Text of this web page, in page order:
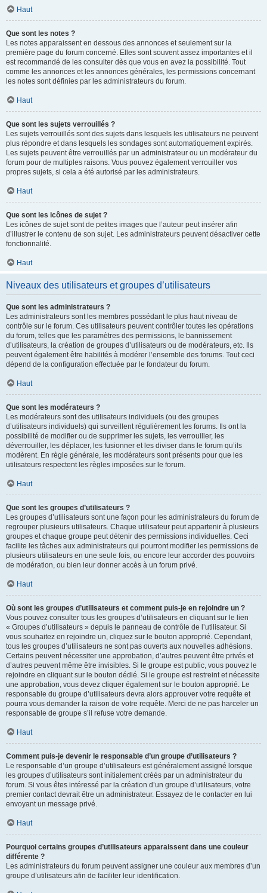
Haut
Que sont les notes ?
Les notes apparaissent en dessous des annonces et seulement sur la
première page du forum concerné. Elles sont souvent assez importantes et il
est recommandé de les consulter dès que vous en avez la possibilité. Tout
comme les annonces et les annonces générales, les permissions concernant
les notes sont définies par les administrateurs du forum.
Haut
Que sont les sujets verrouillés ?
Les sujets verrouillés sont des sujets dans lesquels les utilisateurs ne peuvent
plus répondre et dans lesquels les sondages sont automatiquement expirés.
Les sujets peuvent être verrouillés par un administrateur ou un modérateur du
forum pour de multiples raisons. Vous pouvez également verrouiller vos
propres sujets, si cela a été autorisé par les administrateurs.
Haut
Que sont les icônes de sujet ?
Les icônes de sujet sont de petites images que l’auteur peut insérer afin
d’illustrer le contenu de son sujet. Les administrateurs peuvent désactiver cette
fonctionnalité.
Haut
Niveaux des utilisateurs et groupes d’utilisateurs
Que sont les administrateurs ?
Les administrateurs sont les membres possédant le plus haut niveau de
contrôle sur le forum. Ces utilisateurs peuvent contrôler toutes les opérations
du forum, telles que les paramètres des permissions, le bannissement
d’utilisateurs, la création de groupes d’utilisateurs ou de modérateurs, etc. Ils
peuvent également être habilités à modérer l’ensemble des forums. Tout ceci
dépend de la configuration effectuée par le fondateur du forum.
Haut
Que sont les modérateurs ?
Les modérateurs sont des utilisateurs individuels (ou des groupes
d’utilisateurs individuels) qui surveillent régulièrement les forums. Ils ont la
possibilité de modifier ou de supprimer les sujets, les verrouiller, les
déverrouiller, les déplacer, les fusionner et les diviser dans le forum qu’ils
modèrent. En règle générale, les modérateurs sont présents pour que les
utilisateurs respectent les règles imposées sur le forum.
Haut
Que sont les groupes d’utilisateurs ?
Les groupes d’utilisateurs sont une façon pour les administrateurs du forum de
regrouper plusieurs utilisateurs. Chaque utilisateur peut appartenir à plusieurs
groupes et chaque groupe peut détenir des permissions individuelles. Ceci
facilite les tâches aux administrateurs qui pourront modifier les permissions de
plusieurs utilisateurs en une seule fois, ou encore leur accorder des pouvoirs
de modération, ou bien leur donner accès à un forum privé.
Haut
Où sont les groupes d’utilisateurs et comment puis-je en rejoindre un ?
Vous pouvez consulter tous les groupes d’utilisateurs en cliquant sur le lien
« Groupes d’utilisateurs » depuis le panneau de contrôle de l’utilisateur. Si
vous souhaitez en rejoindre un, cliquez sur le bouton approprié. Cependant,
tous les groupes d’utilisateurs ne sont pas ouverts aux nouvelles adhésions.
Certains peuvent nécessiter une approbation, d’autres peuvent être privés et
d’autres peuvent même être invisibles. Si le groupe est public, vous pouvez le
rejoindre en cliquant sur le bouton dédié. Si le groupe est restreint et nécessite
une approbation, vous devez cliquer également sur le bouton approprié. Le
responsable du groupe d’utilisateurs devra alors approuver votre requête et
pourra vous demander la raison de votre requête. Merci de ne pas harceler un
responsable de groupe s’il refuse votre demande.
Haut
Comment puis-je devenir le responsable d’un groupe d’utilisateurs ?
Le responsable d’un groupe d’utilisateurs est généralement assigné lorsque
les groupes d’utilisateurs sont initialement créés par un administrateur du
forum. Si vous êtes intéressé par la création d’un groupe d’utilisateurs, votre
premier contact devrait être un administrateur. Essayez de le contacter en lui
envoyant un message privé.
Haut
Pourquoi certains groupes d’utilisateurs apparaissent dans une couleur
différente ?
Les administrateurs du forum peuvent assigner une couleur aux membres d’un
groupe d’utilisateurs afin de faciliter leur identification.